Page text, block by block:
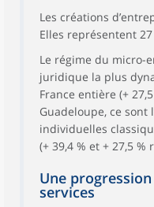
Les créations
Elles représentent
Le régime du micro-
juridique la plus
France entière (+
Guadeloupe, ce sont
individuelles
(+ 39,4 % et + 27,5
Une
services